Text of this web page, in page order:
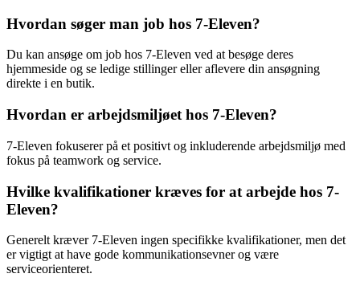
Hvordan søger man job hos 7-Eleven?
Du kan ansøge om job hos 7-Eleven ved at besøge deres
hjemmeside og se ledige stillinger eller aflevere din ansøgning
direkte i en butik.
Hvordan er arbejdsmiljøet hos 7-Eleven?
7-Eleven fokuserer på et positivt og inkluderende arbejdsmiljø med
fokus på teamwork og service.
Hvilke kvalifikationer kræves for at arbejde hos 7-
Eleven?
Generelt kræver 7-Eleven ingen specifikke kvalifikationer, men det
er vigtigt at have gode kommunikationsevner og være
serviceorienteret.